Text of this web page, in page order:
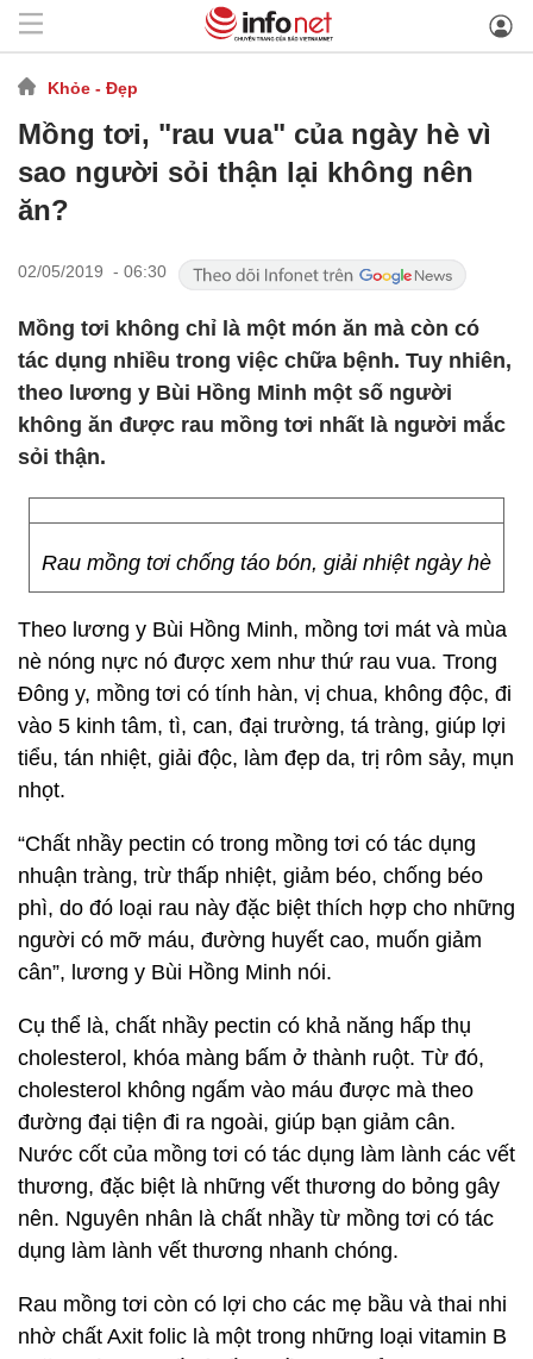
Khỏe - Đẹp
Mồng tơi, "rau vua" của ngày hè vì
sao người sỏi thận lại không nên
ăn?
02/05/2019 - 06:30
Mồng tơi không chỉ là một món ăn mà còn có
tác dụng nhiều trong việc chữa bệnh. Tuy nhiên,
theo lương y Bùi Hồng Minh một số người
không ăn được rau mồng tơi nhất là người mắc
sỏi thận.
Rau mồng tơi chống táo bón, giải nhiệt ngày hè
Theo lương y Bùi Hồng Minh, mồng tơi mát và mùa
nè nóng nực nó được xem như thứ rau vua. Trong
Đông y, mồng tơi có tính hàn, vị chua, không độc, đi
vào 5 kinh tâm, tì, can, đại trường, tá tràng, giúp lợi
tiểu, tán nhiệt, giải độc, làm đẹp da, trị rôm sảy, mụn
nhọt.
“Chất nhầy pectin có trong mồng tơi có tác dụng
nhuận tràng, trừ thấp nhiệt, giảm béo, chống béo
phì, do đó loại rau này đặc biệt thích hợp cho những
người có mỡ máu, đường huyết cao, muốn giảm
cân”, lương y Bùi Hồng Minh nói.
Cụ thể là, chất nhầy pectin có khả năng hấp thụ
cholesterol, khóa màng bấm ở thành ruột. Từ đó,
cholesterol không ngấm vào máu được mà theo
đường đại tiện đi ra ngoài, giúp bạn giảm cân.
Nước cốt của mồng tơi có tác dụng làm lành các vết
thương, đặc biệt là những vết thương do bỏng gây
nên. Nguyên nhân là chất nhầy từ mồng tơi có tác
dụng làm lành vết thương nhanh chóng.
Rau mồng tơi còn có lợi cho các mẹ bầu và thai nhi
nhờ chất Axit folic là một trong những loại vitamin B